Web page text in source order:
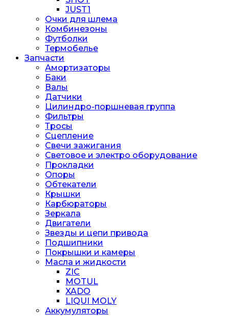
JUST1
Очки для шлема
Комбинезоны
Футболки
Термобелье
Запчасти
Амортизаторы
Баки
Валы
Датчики
Цилиндро-поршневая группа
Фильтры
Тросы
Сцепление
Свечи зажигания
Световое и электро оборудование
Прокладки
Опоры
Обтекатели
Крышки
Карбюраторы
Зеркала
Двигатели
Звезды и цепи привода
Подшипники
Покрышки и камеры
Масла и жидкости
ZIC
MOTUL
XADO
LIQUI MOLY
Аккумуляторы